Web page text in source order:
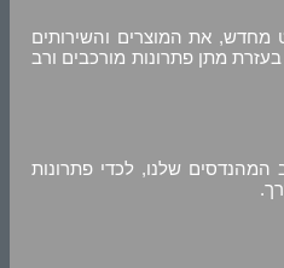
מחדש, את המוצרים והשירותים
מתן פתרונות מורכבים ורב
המהנדסים שלנו, לכדי פתרונות